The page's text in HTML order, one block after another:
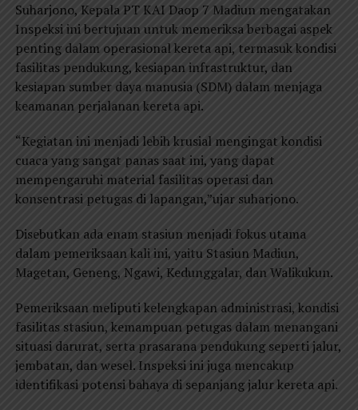
Suharjono, Kepala PT KAI Daop 7 Madiun mengatakan
Inspeksi ini bertujuan untuk memeriksa berbagai aspek
penting dalam operasional kereta api, termasuk kondisi
fasilitas pendukung, kesiapan infrastruktur, dan
kesiapan sumber daya manusia (SDM) dalam menjaga
keamanan perjalanan kereta api.
“Kegiatan ini menjadi lebih krusial mengingat kondisi
cuaca yang sangat panas saat ini, yang dapat
mempengaruhi material fasilitas operasi dan
konsentrasi petugas di lapangan,”ujar suharjono.
Disebutkan ada enam stasiun menjadi fokus utama
dalam pemeriksaan kali ini, yaitu Stasiun Madiun,
Magetan, Geneng, Ngawi, Kedunggalar, dan Walikukun.
Pemeriksaan meliputi kelengkapan administrasi, kondisi
fasilitas stasiun, kemampuan petugas dalam menangani
situasi darurat, serta prasarana pendukung seperti jalur,
jembatan, dan wesel. Inspeksi ini juga mencakup
identifikasi potensi bahaya di sepanjang jalur kereta api.